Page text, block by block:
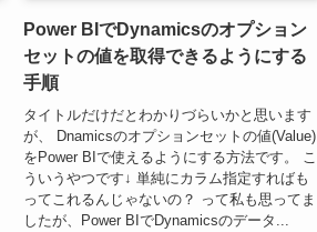
Power BIでDynamicsのオプション
セットの値を取得できるようにする
手順
タイトルだけだとわかりづらいかと思います
が、 Dnamicsのオプションセットの値(Value)
をPower BIで使えるようにする方法です。 こ
ういうやつです↓ 単純にカラム指定すればも
ってこれるんじゃないの？ って私も思ってま
したが、Power BIでDynamicsのデータ...